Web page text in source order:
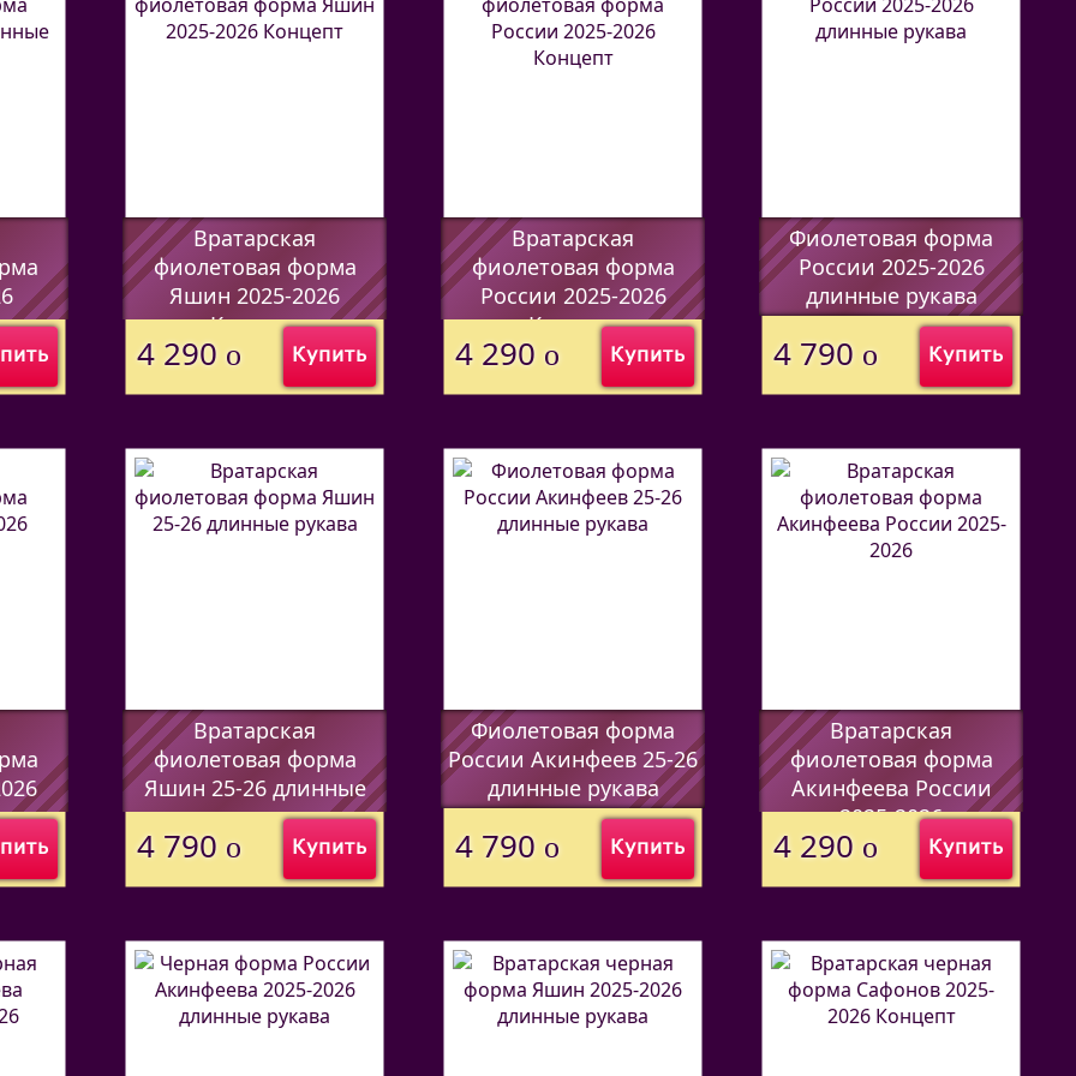
Вратарская
фиолетовая форма
Яшин 2025-2026
Концепт
(Код:44597338 Купить
4 290 o
Вратарская
фиолетовая форма
России 2025-2026
Концепт
(Код:44597338 Купить
4 290 o
Фиолетовая форма
России 2025-2026
длинные рукава
Купить
4 790 o
Вратарская
фиолетовая форма
Яшин 25-26 длинные
рукава
(Код:44597338 Купить
4 790 o
Фиолетовая форма
России Акинфеев 25-26
длинные рукава
Купить
4 790 o
Вратарская
фиолетовая форма
Акинфеева России
2025-2026
(Код:44597338 Купить
4 290 o